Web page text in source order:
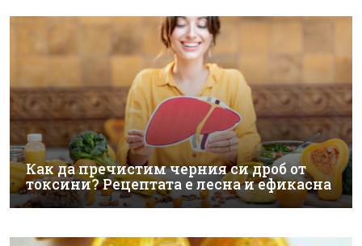
Как да пречистим черния си дроб от
токсини? Рецептата е лесна и ефикасна